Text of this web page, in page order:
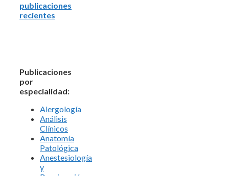
publicaciones
recientes
Publicaciones
por
especialidad:
Alergología
Análisis
Clínicos
Anatomía
Patológica
Anestesiología
y